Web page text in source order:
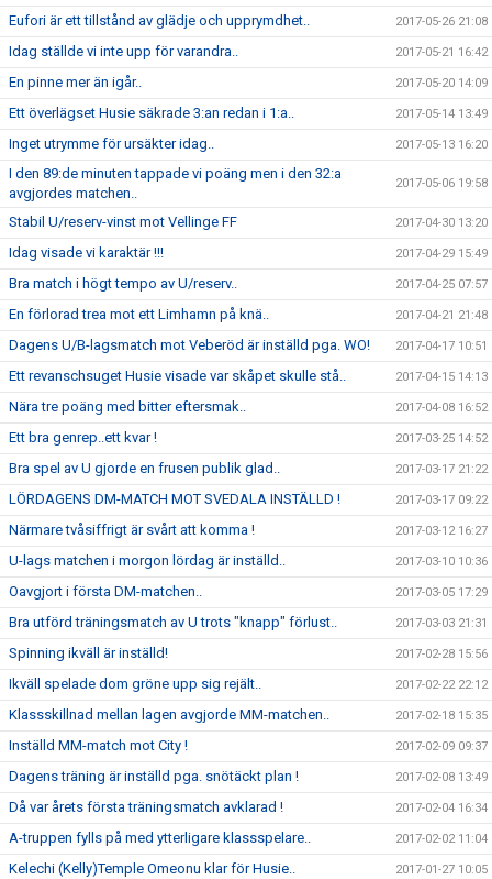
Eufori är ett tillstånd av glädje och upprymdhet.. 2017-05-26 21:08
Idag ställde vi inte upp för varandra.. 2017-05-21 16:42
En pinne mer än igår.. 2017-05-20 14:09
Ett överlägset Husie säkrade 3:an redan i 1:a.. 2017-05-14 13:49
Inget utrymme för ursäkter idag.. 2017-05-13 16:20
I den 89:de minuten tappade vi poäng men i den 32:a
avgjordes matchen..
2017-05-06 19:58
Stabil U/reserv-vinst mot Vellinge FF 2017-04-30 13:20
Idag visade vi karaktär !!! 2017-04-29 15:49
Bra match i högt tempo av U/reserv.. 2017-04-25 07:57
En förlorad trea mot ett Limhamn på knä.. 2017-04-21 21:48
Dagens U/B-lagsmatch mot Veberöd är inställd pga. WO! 2017-04-17 10:51
Ett revanschsuget Husie visade var skåpet skulle stå.. 2017-04-15 14:13
Nära tre poäng med bitter eftersmak.. 2017-04-08 16:52
Ett bra genrep..ett kvar ! 2017-03-25 14:52
Bra spel av U gjorde en frusen publik glad.. 2017-03-17 21:22
LÖRDAGENS DM-MATCH MOT SVEDALA INSTÄLLD ! 2017-03-17 09:22
Närmare tvåsiffrigt är svårt att komma ! 2017-03-12 16:27
U-lags matchen i morgon lördag är inställd.. 2017-03-10 10:36
Oavgjort i första DM-matchen.. 2017-03-05 17:29
Bra utförd träningsmatch av U trots "knapp" förlust.. 2017-03-03 21:31
Spinning ikväll är inställd! 2017-02-28 15:56
Ikväll spelade dom gröne upp sig rejält.. 2017-02-22 22:12
Klassskillnad mellan lagen avgjorde MM-matchen.. 2017-02-18 15:35
Inställd MM-match mot City ! 2017-02-09 09:37
Dagens träning är inställd pga. snötäckt plan ! 2017-02-08 13:49
Då var årets första träningsmatch avklarad ! 2017-02-04 16:34
A-truppen fylls på med ytterligare klassspelare.. 2017-02-02 11:04
Kelechi (Kelly)Temple Omeonu klar för Husie.. 2017-01-27 10:05